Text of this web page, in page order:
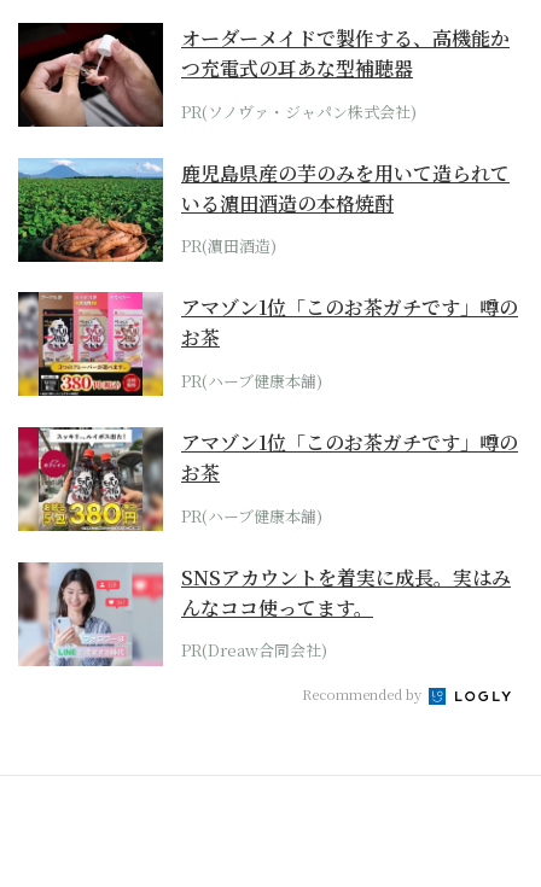
オーダーメイドで製作する、高機能か
つ充電式の耳あな型補聴器
PR(ソノヴァ・ジャパン株式会社)
鹿児島県産の芋のみを用いて造られて
いる濵田酒造の本格焼酎
PR(濵田酒造)
アマゾン1位「このお茶ガチです」噂の
お茶
PR(ハーブ健康本舗)
アマゾン1位「このお茶ガチです」噂の
お茶
PR(ハーブ健康本舗)
SNSアカウントを着実に成長。実はみ
んなココ使ってます。
PR(Dreaw合同会社)
Recommended by